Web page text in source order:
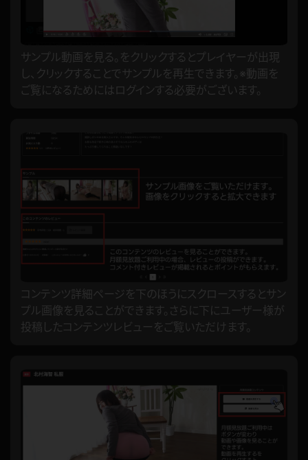
サンプル動画を見る。をクリックするとプレイヤーが出現
し、クリックすることでサンプルを再生できます。※動画を
ご覧になるためにはログインする必要がございます。
コンテンツ詳細ページを下のほうにスクロースするとサン
プル画像を見ることができます。さらに下にユーザー様が
投稿したコンテンツレビューをご覧いただけます。